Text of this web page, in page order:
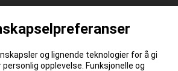
og lignende teknologier for å gi
opplevelse. Funksjonelle og